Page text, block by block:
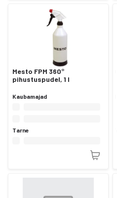
Mesto FPM 360°
pihustuspudel, 1 l
Kaubamajad
Tarne